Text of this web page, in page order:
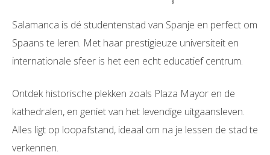
Salamanca is dé studentenstad van Spanje en perfect om
Spaans te leren. Met haar prestigieuze universiteit en
internationale sfeer is het een echt educatief centrum.
Ontdek historische plekken zoals Plaza Mayor en de
kathedralen, en geniet van het levendige uitgaansleven.
Alles ligt op loopafstand, ideaal om na je lessen de stad te
verkennen.